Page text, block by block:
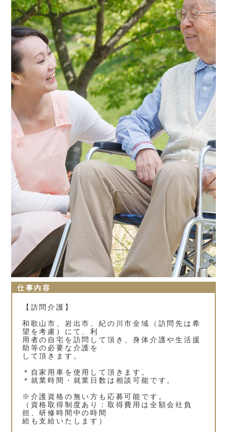
仕事内容
【訪問介護】
和歌山市、岩出市、紀の川市全域（訪問先は希
望を考慮）にて、利
用者の自宅を訪問して頂き、身体介護や生活援
助等の必要な介護を
して頂きます。
＊自家用車を使用して頂きます。
＊就業時間・就業日数は相談可能です。
※介護資格の無い方も応募可能です。
（資格取得制度あり：取得費用は全額会社負
担、研修時間中の時間
給も支給いたします）